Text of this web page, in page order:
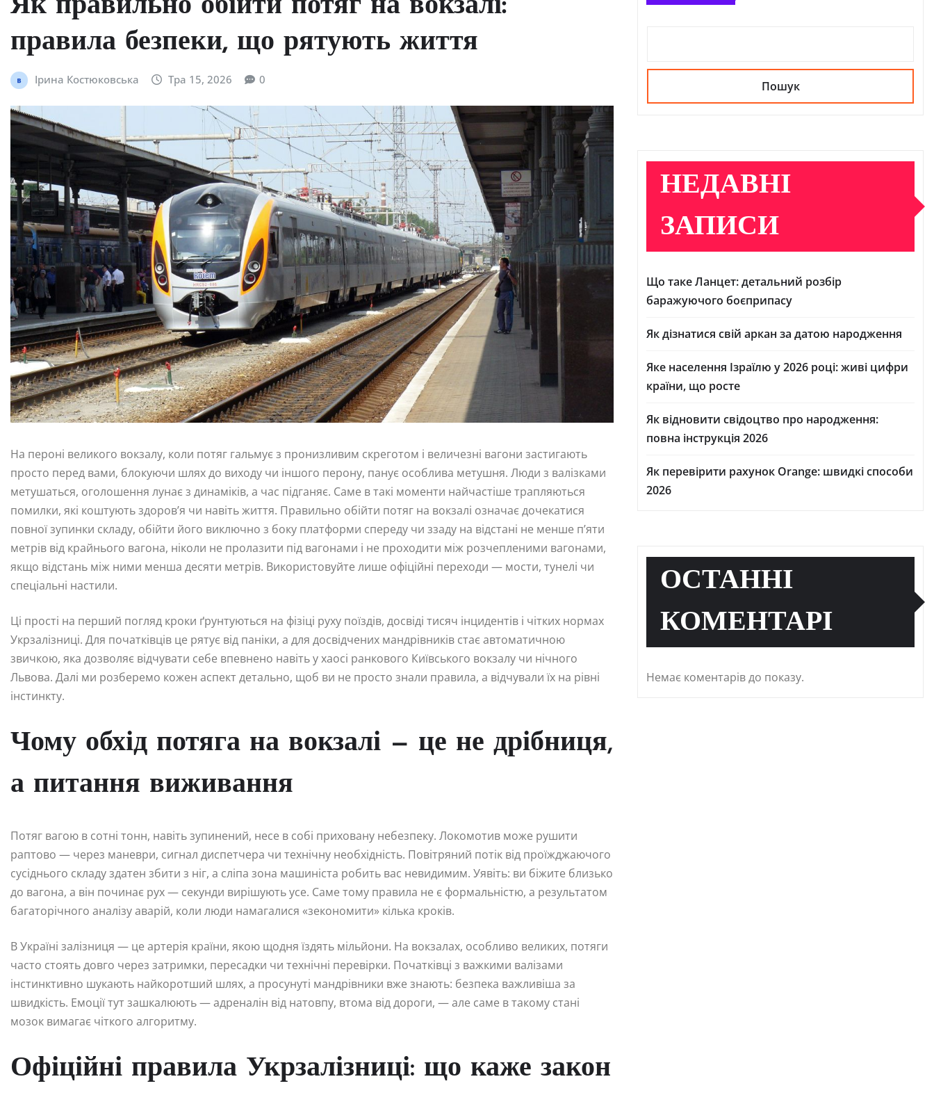
Як правильно обійти потяг на вокзалі:
правила безпеки, що рятують життя
Ірина Костюковська Тра 15, 2026 0
На пероні великого вокзалу, коли потяг гальмує з пронизливим скреготом і величезні вагони застигають
просто перед вами, блокуючи шлях до виходу чи іншого перону, панує особлива метушня. Люди з валізками
метушаться, оголошення лунає з динаміків, а час підганяє. Саме в такі моменти найчастіше трапляються
помилки, які коштують здоров’я чи навіть життя. Правильно обійти потяг на вокзалі означає дочекатися
повної зупинки складу, обійти його виключно з боку платформи спереду чи ззаду на відстані не менше п’яти
метрів від крайнього вагона, ніколи не пролазити під вагонами і не проходити між розчепленими вагонами,
якщо відстань між ними менша десяти метрів. Використовуйте лише офіційні переходи — мости, тунелі чи
спеціальні настили.
Ці прості на перший погляд кроки ґрунтуються на фізіці руху поїздів, досвіді тисяч інцидентів і чітких нормах
Укрзалізниці. Для початківців це рятує від паніки, а для досвідчених мандрівників стає автоматичною
звичкою, яка дозволяє відчувати себе впевнено навіть у хаосі ранкового Київського вокзалу чи нічного
Львова. Далі ми розберемо кожен аспект детально, щоб ви не просто знали правила, а відчували їх на рівні
інстинкту.
Чому обхід потяга на вокзалі — це не дрібниця,
а питання виживання
Потяг вагою в сотні тонн, навіть зупинений, несе в собі приховану небезпеку. Локомотив може рушити
раптово — через маневри, сигнал диспетчера чи технічну необхідність. Повітряний потік від проїжджаючого
сусіднього складу здатен збити з ніг, а сліпа зона машиніста робить вас невидимим. Уявіть: ви біжите близько
до вагона, а він починає рух — секунди вирішують усе. Саме тому правила не є формальністю, а результатом
багаторічного аналізу аварій, коли люди намагалися «зекономити» кілька кроків.
В Україні залізниця — це артерія країни, якою щодня їздять мільйони. На вокзалах, особливо великих, потяги
часто стоять довго через затримки, пересадки чи технічні перевірки. Початківці з важкими валізами
інстинктивно шукають найкоротший шлях, а просунуті мандрівники вже знають: безпека важливіша за
швидкість. Емоції тут зашкалюють — адреналін від натовпу, втома від дороги, — але саме в такому стані
мозок вимагає чіткого алгоритму.
Офіційні правила Укрзалізниці: що каже закон
Пошук
НЕДАВНІ
ЗАПИСИ
Що таке Ланцет: детальний розбір
баражуючого боєприпасу
Як дізнатися свій аркан за датою народження
Яке населення Ізраїлю у 2026 році: живі цифри
країни, що росте
Як відновити свідоцтво про народження:
повна інструкція 2026
Як перевірити рахунок Orange: швидкі способи
2026
ОСТАННІ
КОМЕНТАРІ
Немає коментарів до показу.